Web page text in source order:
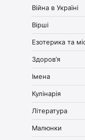
Війна в Україні
Вірші
Езотерика та
Здоров’я
Імена
Кулінарія
Література
Малюнки